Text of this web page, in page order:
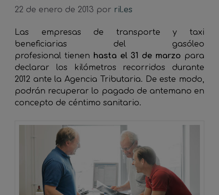
22 de enero de 2013 por ril.es
Las empresas de transporte y taxi
beneficiarias del gasóleo
profesional tienen hasta el 31 de marzo para
declarar los kilómetros recorridos durante
2012 ante la Agencia Tributaria. De este modo,
podrán recuperar lo pagado de antemano en
concepto de céntimo sanitario.